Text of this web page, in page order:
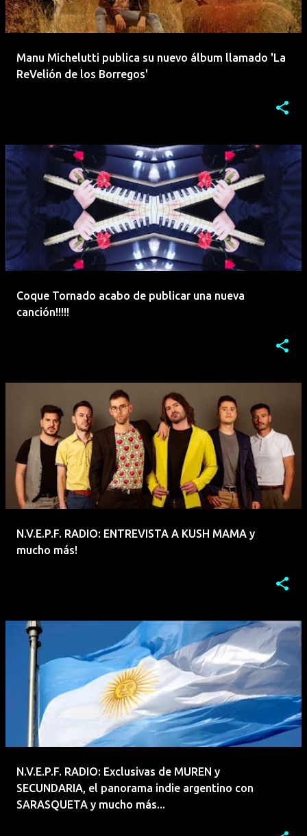
Manu Michelutti publica su nuevo álbum llamado 'La
ReVelión de los Borregos'
Coque Tornado acabo de publicar una nueva
canción!!!!!
N.V.E.P.F. RADIO: ENTREVISTA A KUSH MAMA y
mucho más!
N.V.E.P.F. RADIO: Exclusivas de MUREN y
SECUNDARIA, el panorama indie argentino con
SARASQUETA y mucho más...